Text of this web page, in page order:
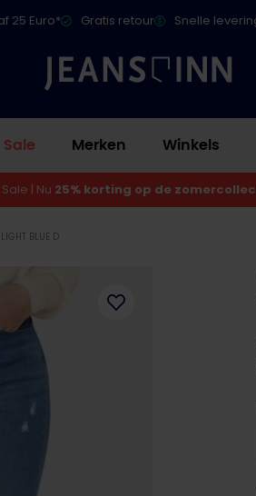
25 Euro* Gratis retour Snelle
Sale Merken Winkels
Sale | Nu 25% korting op de
BLUE D